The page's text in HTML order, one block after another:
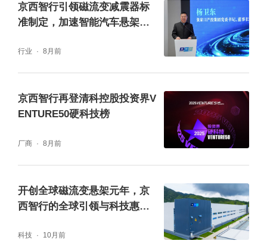
以内车型中唯一搭载天玑座舱S1 Ultra 3纳米
车规级座舱芯片，还搭载四图融合实景车道级
导航，建模更精准，让用户体验超越手机导
航。
在新能源动力方面，深蓝L06全系标配宁德时
代磷酸铁锂电芯与金钟罩电池，达成60万公里
球同级领先。在续航和补能方面，新车以670
公里超长纯电续航领先同级，全球首发I-TECH
末段脉冲充电技术支持充电时间最高缩短3
京西智行引领磁流变减震器标
准制定，加速智能汽车悬架产
行业 8月前
京西智行再登清科控股投资界V
ENTURE50硬科技榜
厂商 8月前
开创全球磁流变悬架元年，京
西智行的全球引领与科技惠民
科技 10月前